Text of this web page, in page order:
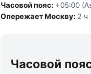
Часовой пояс: +05:00
Опережает Москву: 2 ч
Часовой